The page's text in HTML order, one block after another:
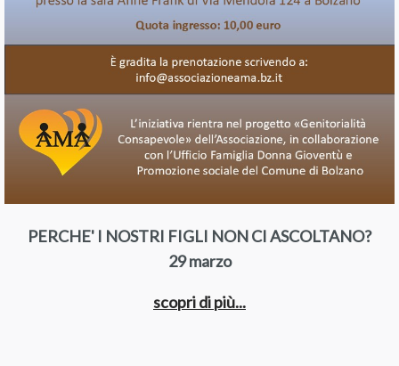
PERCHE' I NOSTRI FIGLI NON CI ASCOLTANO?
29 marzo
scopri di più...